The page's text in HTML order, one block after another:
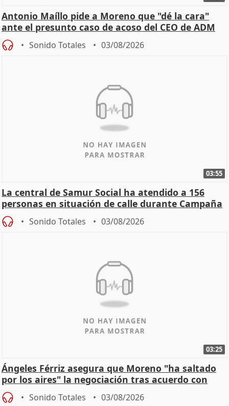
Antonio Maíllo pide a Moreno que "dé la cara"
ante el presunto caso de acoso del CEO de ADM
Sonido Totales 03/08/2026
03:55
La central de Samur Social ha atendido a 156
personas en situación de calle durante Campaña
de Calor
Sonido Totales 03/08/2026
03:25
Ángeles Férriz asegura que Moreno "ha saltado
por los aires" la negociación tras acuerdo con
SMA
Sonido Totales 03/08/2026